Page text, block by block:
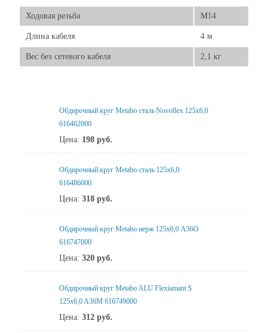
Ходовая резьба М14
Длина кабеля 4 м
Вес без сетевого кабеля 2,1 кг
Обдирочный круг Metabo сталь Novoflex 125x6,0
616462000
Цена: 198 руб.
Обдирочный круг Metabo сталь 125x6,0
616486000
Цена: 318 руб.
Обдирочный круг Metabo нерж 125x6,0 А36О
616747000
Цена: 320 руб.
Обдирочный круг Metabo ALU Flexiamant S
125x6,0 A36M 616749000
Цена: 312 руб.